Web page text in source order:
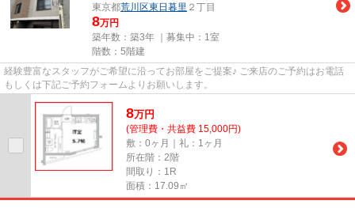
東京都荒川区東日暮里 ２丁目
8万円
築年数：築3年 ｜募集中： 1室
階数：5階建
経験豊富なスタッフがご希望に沿ってお部屋をご提案♪ ご来店のご予約はお電話
もしくは下記ご予約フォームよりお願いします。
8万円
(管理費・共益費 15,000円)
敷：0ヶ月｜礼：1ヶ月
所在階：2階
間取り：1R
面積：17.09㎡